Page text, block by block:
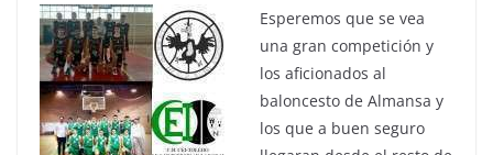
Esperemos que se vea
una gran competición y
los aficionados al
baloncesto de Almansa y
los que a buen seguro